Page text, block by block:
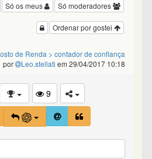
Só moderadores
Só os meus
Ordenar por gostei
de Renda > contador de confiança
por
Leo.stellati em 29/04/2017 10:18
9